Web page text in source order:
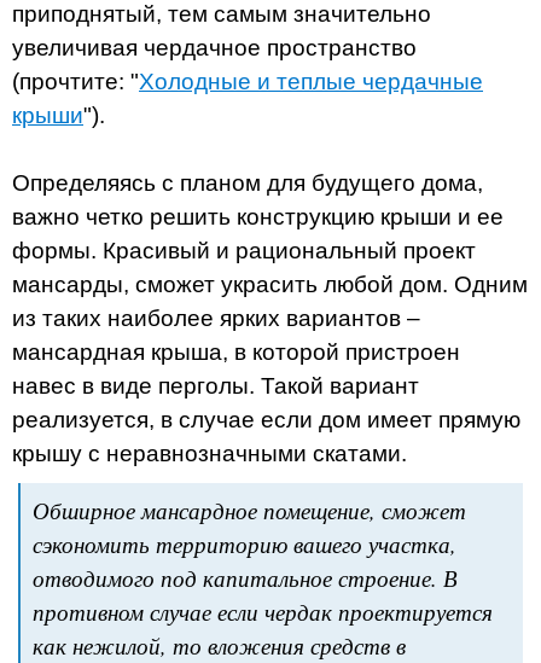
приподнятый, тем самым значительно
увеличивая чердачное пространство
(прочтите: "Холодные и теплые чердачные
крыши").
Определяясь с планом для будущего дома,
важно четко решить конструкцию крыши и ее
формы. Красивый и рациональный проект
мансарды, сможет украсить любой дом. Одним
из таких наиболее ярких вариантов –
мансардная крыша, в которой пристроен
навес в виде перголы. Такой вариант
реализуется, в случае если дом имеет прямую
крышу с неравнозначными скатами.
Обширное мансардное помещение, сможет
сэкономить территорию вашего участка,
отводимого под капитальное строение. В
противном случае если чердак проектируется
как нежилой, то вложения средств в